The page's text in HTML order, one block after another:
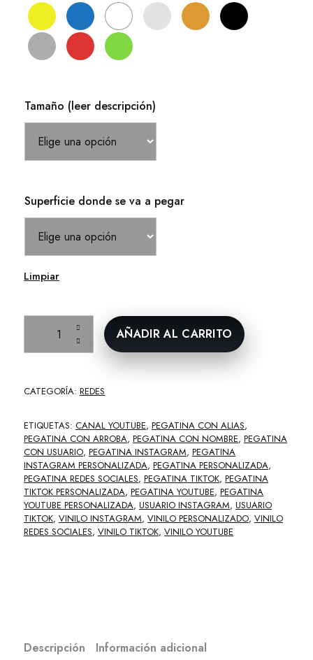
Tamaño (leer descripción)
Superficie donde se va a pegar
Limpiar
Pegatina personalizada Instagram, TikTok o YouTube con
AÑADIR AL CARRITO
CATEGORÍA: REDES
ETIQUETAS: CANAL YOUTUBE, PEGATINA CON ALIAS,
PEGATINA CON ARROBA, PEGATINA CON NOMBRE, PEGATINA
CON USUARIO, PEGATINA INSTAGRAM, PEGATINA
INSTAGRAM PERSONALIZADA, PEGATINA PERSONALIZADA,
PEGATINA REDES SOCIALES, PEGATINA TIKTOK, PEGATINA
TIKTOK PERSONALIZADA, PEGATINA YOUTUBE, PEGATINA
YOUTUBE PERSONALIZADA, USUARIO INSTAGRAM, USUARIO
TIKTOK, VINILO INSTAGRAM, VINILO PERSONALIZADO, VINILO
REDES SOCIALES, VINILO TIKTOK, VINILO YOUTUBE
Descripción Información adicional